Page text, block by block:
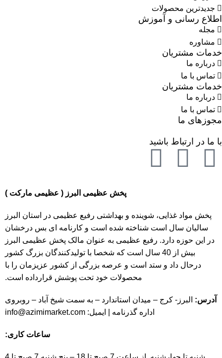
جدیدترین محصولات
اطلاع رسانی و آموزش
مجله
مشاوره
خدمات مشتریان
درباره ما
تماس با ما
خدمات مشتریان
درباره ما
تماس با ما
مجوزهای ما
با ما در ارتباط باشید
پخش عظیمی البرز ( عظیمی مارکت )
پخش مواد غذایی، شوینده و بهداشتی رفیع عظیمی در استان البرز
سالیان سال است شناخته شده است و کارنامه ای بس درخشان
در این حوزه دارد. رفیع عظیمی به عنوان مالک پخش عظیمی البرز
بیش از 40 سال است که شخصا با تولیدکنندگان بزرگ کشور
درحال داد و ستد است و عرصه بزرگی از کشور عزیزمان را با
محصولات خود تحت پوشش قرارداده است.
آدرس: البرز- کرج – میدان استاندارد – به سمت شیخ آباد – روبروی
اداره گذرنامه | ایمیل: info@azimimarket.com
ساعات کاری: